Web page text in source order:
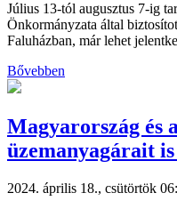
Július 13-tól augusztus 7-ig
Önkormányzata által
Faluházban, már lehet
Bővebben
Magyarország és
üzemanyagárait
2024. április 18., csütörtök